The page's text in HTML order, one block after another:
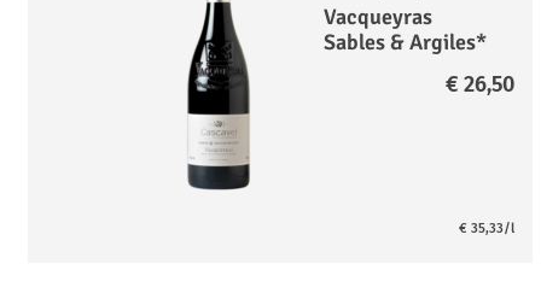
Vacqueyras
Sables & Argiles*
€ 26,50
€ 35,33/l